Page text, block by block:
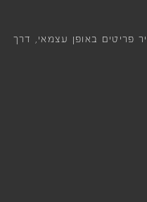
פריטים באופן עצמאי, דרך